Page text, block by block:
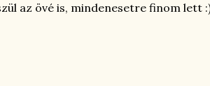
az övé is, mindenesetre finom lett